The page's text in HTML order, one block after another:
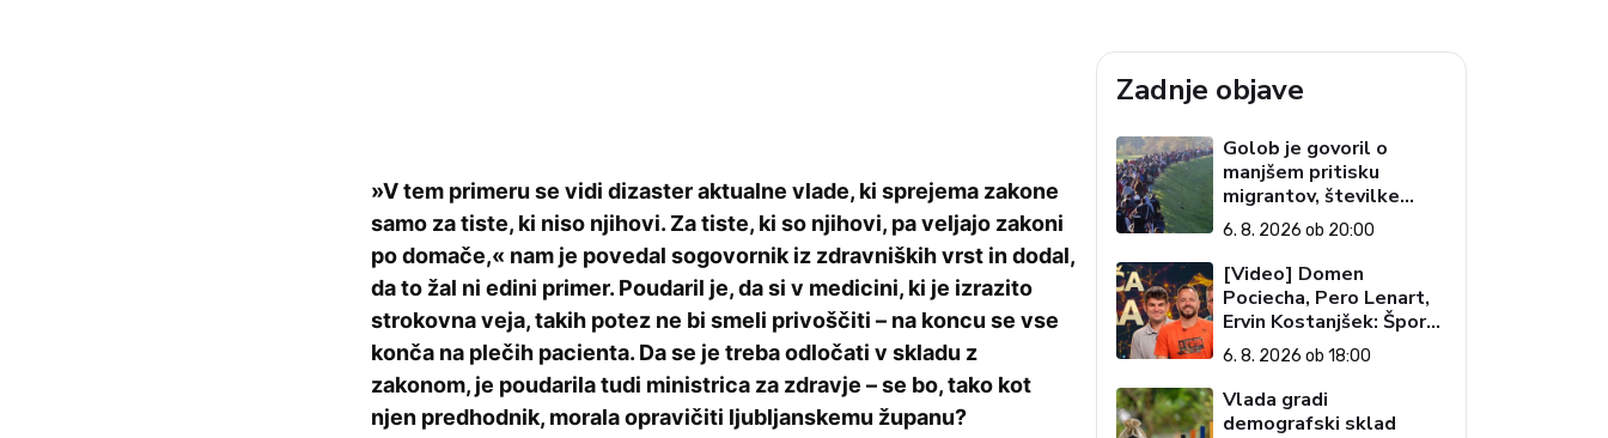
»V tem primeru se vidi dizaster aktualne vlade, ki sprejema zakone
samo za tiste, ki niso njihovi. Za tiste, ki so njihovi, pa veljajo zakoni
po domače,« nam je povedal sogovornik iz zdravniških vrst in dodal,
da to žal ni edini primer. Poudaril je, da si v medicini, ki je izrazito
strokovna veja, takih potez ne bi smeli privoščiti – na koncu se vse
konča na plečih pacienta. Da se je treba odločati v skladu z
zakonom, je poudarila tudi ministrica za zdravje – se bo, tako kot
njen predhodnik, morala opravičiti ljubljanskemu županu?
Zadnje objave
Golob je govoril o
manjšem pritisku
migrantov, številke
govorijo drugače
6. 8. 2026 ob 20:00
[Video] Domen
Pociecha, Pero Lenart,
Ervin Kostanjšek: Šport
specialcev (Vroča tema,
6. 8. 2026)
6. 8. 2026 ob 18:00
Vlada gradi
demografski sklad